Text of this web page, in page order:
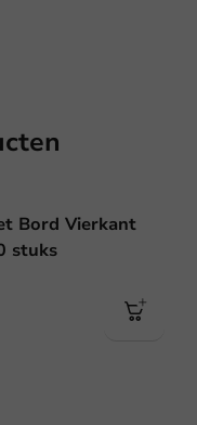
Bord Vierkant
stuks